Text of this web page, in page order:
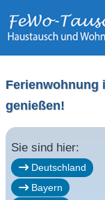
Inhalt
Ferienwohnung
genießen!
Sie sind hier:
Deutschland
Bayern